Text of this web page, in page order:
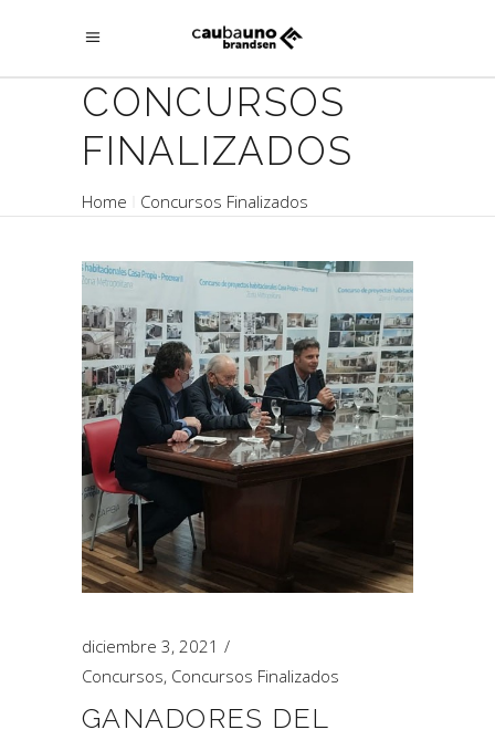
CONCURSOS
FINALIZADOS
Home Concursos Finalizados
diciembre 3, 2021
Concursos, Concursos Finalizados
GANADORES DEL